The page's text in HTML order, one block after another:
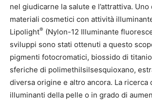
nel giudicarne la salute e l’attrattiva.
materiali cosmetici con attività
Lipolight® (Nylon-12 Illuminante
sviluppi sono stati ottenuti a questo
pigmenti fotocromatici, biossido di
sferiche di polimethilsilsesquioxano,
diversa origine e altro ancora. La ricerca
illuminanti della pelle o in grado di